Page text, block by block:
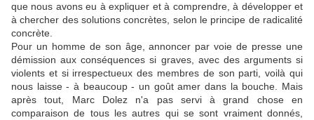
que nous avons eu à expliquer et à comprendre, à développer et
à chercher des solutions concrètes, selon le principe de radicalité
concrète.
Pour un homme de son âge, annoncer par voie de presse une
démission aux conséquences si graves, avec des arguments si
violents et si irrespectueux des membres de son parti, voilà qui
nous laisse - à beaucoup - un goût amer dans la bouche. Mais
après tout, Marc Dolez n'a pas servi à grand chose en
comparaison de tous les autres qui se sont vraiment donnés,